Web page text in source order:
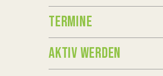
TERMINE
AKTIV WERDEN